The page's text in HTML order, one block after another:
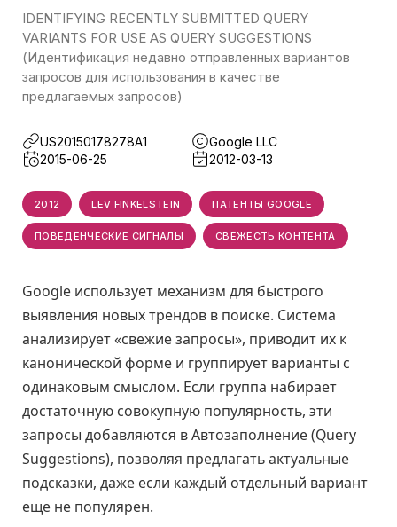
IDENTIFYING RECENTLY SUBMITTED QUERY
VARIANTS FOR USE AS QUERY SUGGESTIONS
(Идентификация недавно отправленных вариантов
запросов для использования в качестве
предлагаемых запросов)
US20150178278A1
Google LLC
2015-06-25
2012-03-13
2012 LEV FINKELSTEIN ПАТЕНТЫ GOOGLE
ПОВЕДЕНЧЕСКИЕ СИГНАЛЫ СВЕЖЕСТЬ КОНТЕНТА
Google использует механизм для быстрого
выявления новых трендов в поиске. Система
анализирует «свежие запросы», приводит их к
канонической форме и группирует варианты с
одинаковым смыслом. Если группа набирает
достаточную совокупную популярность, эти
запросы добавляются в Автозаполнение (Query
Suggestions), позволяя предлагать актуальные
подсказки, даже если каждый отдельный вариант
еще не популярен.